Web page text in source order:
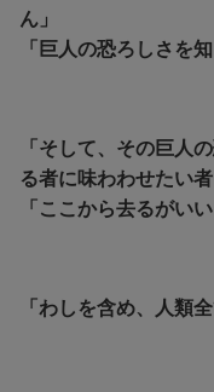
ん」
「巨人の恐ろしさを
「そして、その巨人
る者に味わわせたい者
「ここから去るがいい
「わしを含め、人類